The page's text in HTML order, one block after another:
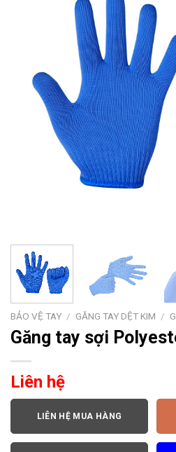
BẢO VỆ TAY / GĂNG TAY DỆT KIM /
Găng tay sợi
Liên hệ
LIÊN HỆ MUA HÀNG